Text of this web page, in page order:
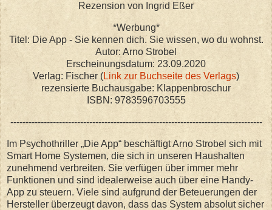
Rezension von Ingrid Eßer
*Werbung*
Titel: Die App - Sie kennen dich. Sie wissen, wo du wohnst.
Autor: Arno Strobel
Erscheinungsdatum: 23.09.2020
Verlag: Fischer (Link zur Buchseite des Verlags)
rezensierte Buchausgabe: Klappenbroschur
ISBN: 9783596703555
-----------------------------------------------------------------------------------
Im Psychothriller „Die App“ beschäftigt Arno Strobel sich mit
Smart Home Systemen, die sich in unseren Haushalten
zunehmend verbreiten. Sie verfügen über immer mehr
Funktionen und sind idealerweise auch über eine Handy-
App zu steuern. Viele sind aufgrund der Beteuerungen der
Hersteller überzeugt davon, dass das System absolut sicher